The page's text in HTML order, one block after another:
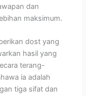
dan
maksimum.
dost yang
hasil yang
terang-
ia adalah
tiga sifat dan